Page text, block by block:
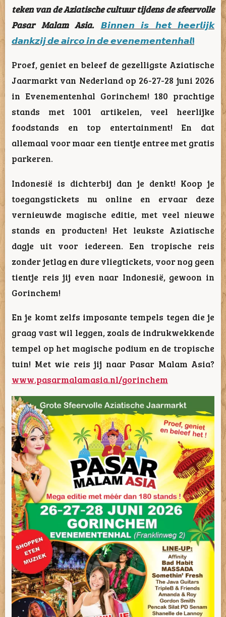
teken van de Aziatische cultuur tijdens de sfeervolle
Pasar Malam Asia. 𝘽𝙞𝙣𝙣𝙚𝙣 𝙞𝙨 𝙝𝙚𝙩 𝙝𝙚𝙚𝙧𝙡𝙞𝙟𝙠
𝙙𝙖𝙣𝙠𝙯𝙞𝙟 𝙙𝙚 𝙖𝙞𝙧𝙘𝙤 𝙞𝙣 𝙙𝙚 𝙚𝙫𝙚𝙣𝙚𝙢𝙚𝙣𝙩𝙚𝙣𝙝𝙖𝙡!
Proef, geniet en beleef de gezelligste Aziatische
Jaarmarkt van Nederland op 26-27-28 juni 2026
in Evenementenhal Gorinchem! 180 prachtige
stands met 1001 artikelen, veel heerlijke
foodstands en top entertainment! En dat
allemaal voor maar een tientje entree met gratis
parkeren.
Indonesië is dichterbij dan je denkt! Koop je
toegangstickets nu online en ervaar deze
vernieuwde magische editie, met veel nieuwe
stands en producten! Het leukste Aziatische
dagje uit voor iedereen. Een tropische reis
zonder jetlag en dure vliegtickets, voor nog geen
tientje reis jij even naar Indonesië, gewoon in
Gorinchem!
En je komt zelfs imposante tempels tegen die je
graag vast wil leggen, zoals de indrukwekkende
tempel op het magische podium en de tropische
tuin! Met wie reis jij naar Pasar Malam Asia?
www.pasarmalamasia.nl/gorinchem